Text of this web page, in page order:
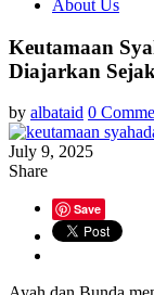
About Us
Keutamaan
Diajarkan
by albataid 0
July 9, 2025
Share
Save